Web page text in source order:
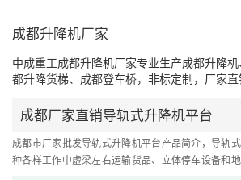
成都升降机厂家
中成重工成都升降机厂家专业生产成都升降
都升降货梯、成都登车桥，非标定制，厂家
成都厂家直销导轨式升降机平台
成都市厂家批发导轨式升降机平台产品简介，导轨
种各样工作中虚梁左右运输货品、立体停车设备和